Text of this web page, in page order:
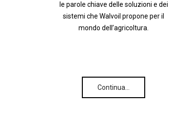
le parole chiave delle soluzioni e dei
sistemi che Walvoil propone per il
mondo dell’agricoltura.
Continua…